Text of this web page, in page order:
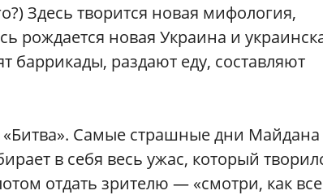
Здесь творится новая мифология,
рождается новая Украина и
раздают еду, составляют
«Битва». Самые страшные дни
в себя весь ужас, который
отдать зрителю — «смотри, как все